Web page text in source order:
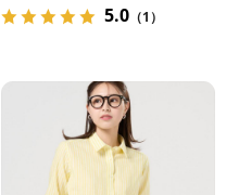
5.0 （1）